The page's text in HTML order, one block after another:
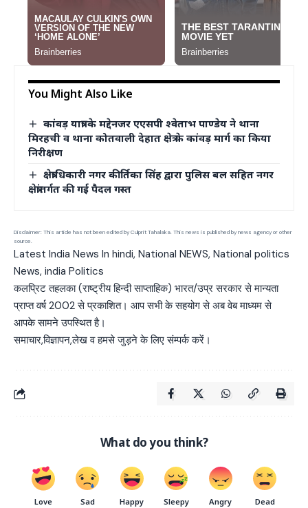
You Might Also Like
कांवड़ यात्रा के मद्देनजर एएसपी श्वेताभ पाण्डेय ने थाना
मिरहची व थाना कोतवाली देहात क्षेत्र के कांवड़ मार्ग का किया
निरीक्षण
क्षेत्राधिकारी नगर कीर्तिका सिंह द्वारा पुलिस बल सहित नगर
क्षेत्रांतर्गत की गई पैदल गस्त
Disclaimer: This article has not been edited by Culprit Tahalaka. This news is published by news agency or other
source.
Latest India News In hindi, National NEWS, National politics
News, india Politics
कलप्रिट तहलका (राष्ट्रीय हिन्दी साप्ताहिक) भारत/उप्र सरकार से मान्यता
प्राप्त वर्ष 2002 से प्रकाशित। आप सभी के सहयोग से अब वेब माध्यम से
आपके सामने उपस्थित है।
समाचार,विज्ञापन,लेख व हमसे जुड़ने के लिए संम्पर्क करें।
What do you think?
Love Sad Happy Sleepy Angry Dead